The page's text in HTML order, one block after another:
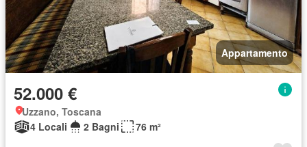
Appartamento
52.000 €
Uzzano, Toscana
4 Locali
2 Bagni 76 m²